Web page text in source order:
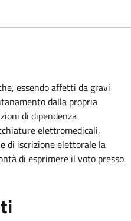
essendo affetti da gravi
dalla propria
di dipendenza
elettromedicali,
di iscrizione elettorale la
di esprimere il voto presso